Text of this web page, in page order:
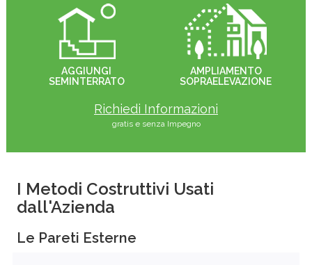
AGGIUNGI
SEMINTERRATO
AMPLIAMENTO
SOPRAELEVAZIONE
Richiedi Informazioni
gratis e senza Impegno
I Metodi Costruttivi Usati
dall'Azienda
Le Pareti Esterne